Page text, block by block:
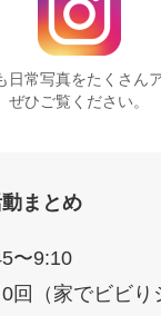
日常写真をたくさん
ぜひご覧ください。
まとめ
〜9:10
（家でビビり